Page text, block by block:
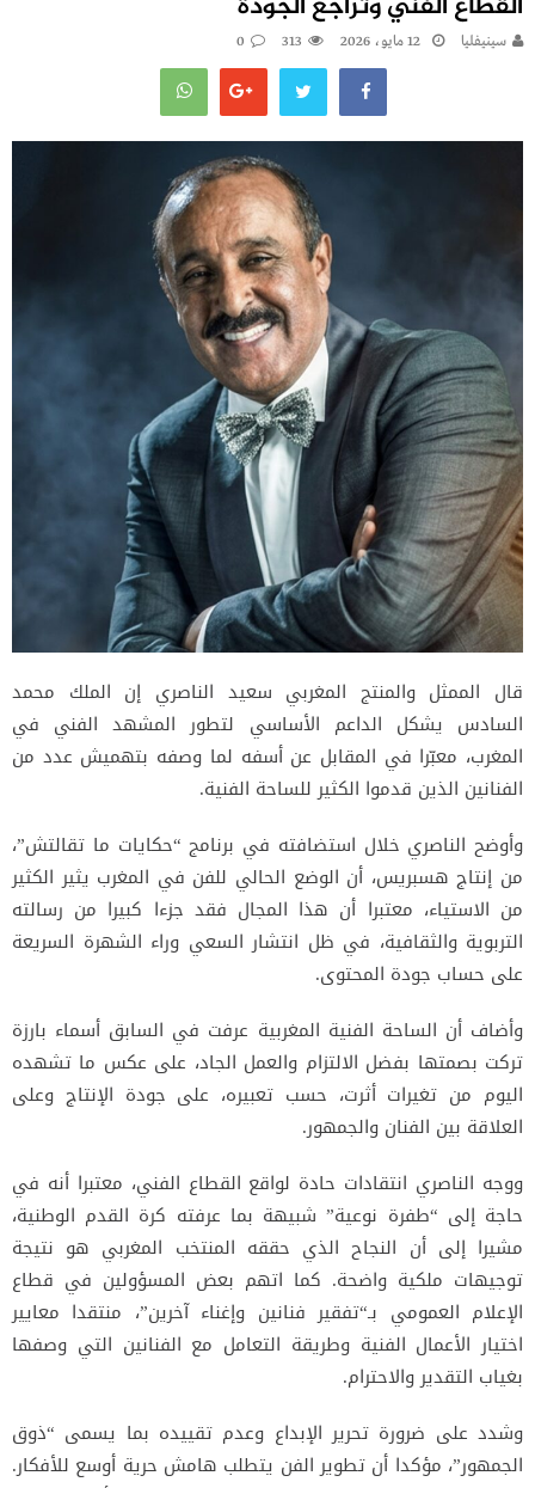
سينيفليا 12 مايو، 2026 313
0
قال الممثل والمنتج المغربي سعيد الناصري إن الملك محمد
السادس يشكل الداعم الأساسي لتطور المشهد الفني في
المغرب، معبّرا في المقابل عن أسفه لما وصفه بتهميش عدد من
الفنانين الذين قدموا الكثير للساحة الفنية.
وأوضح الناصري خلال استضافته في برنامج “حكايات ما تقالتش”،
من إنتاج هسبريس، أن الوضع الحالي للفن في المغرب يثير الكثير
من الاستياء، معتبرا أن هذا المجال فقد جزءا كبيرا من رسالته
التربوية والثقافية، في ظل انتشار السعي وراء الشهرة السريعة
على حساب جودة المحتوى.
وأضاف أن الساحة الفنية المغربية عرفت في السابق أسماء بارزة
تركت بصمتها بفضل الالتزام والعمل الجاد، على عكس ما تشهده
اليوم من تغيرات أثرت، حسب تعبيره، على جودة الإنتاج وعلى
العلاقة بين الفنان والجمهور.
ووجه الناصري انتقادات حادة لواقع القطاع الفني، معتبرا أنه في
حاجة إلى “طفرة نوعية” شبيهة بما عرفته كرة القدم الوطنية،
مشيرا إلى أن النجاح الذي حققه المنتخب المغربي هو نتيجة
توجيهات ملكية واضحة. كما اتهم بعض المسؤولين في قطاع
الإعلام العمومي بـ“تفقير فنانين وإغناء آخرين”، منتقدا معايير
اختيار الأعمال الفنية وطريقة التعامل مع الفنانين التي وصفها
بغياب التقدير والاحترام.
وشدد على ضرورة تحرير الإبداع وعدم تقييده بما يسمى “ذوق
الجمهور”، مؤكدا أن تطوير الفن يتطلب هامش حرية أوسع للأفكار.